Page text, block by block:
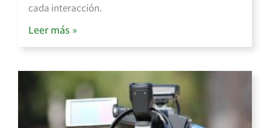
cada interacción.
Leer más »